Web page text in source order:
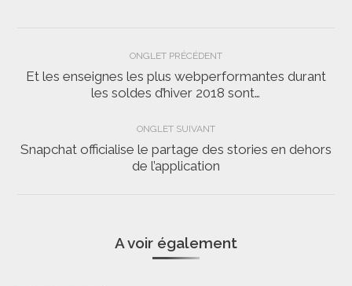
Navigation
de
ONGLET PRÉCÉDENT
Onglet
Et les enseignes les plus webperformantes durant
les soldes d’hiver 2018 sont…
ONGLET SUIVANT
Onglet
Snapchat officialise le partage des stories en dehors
de l’application
A voir également